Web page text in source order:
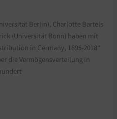
Berlin), Charlotte Bartels
(Universität Bonn) haben mit
in Germany, 1895-2018“
die Vermögensverteilung in